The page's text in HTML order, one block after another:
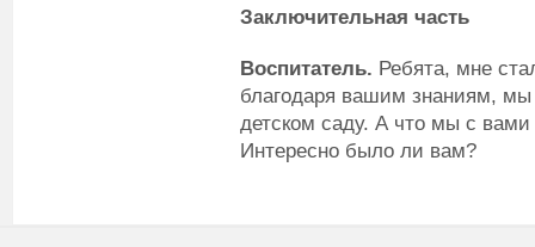
Заключительная часть
Воспитатель. Ребята, мне
благодаря вашим знаниям,
детском саду. А что мы с
Интересно было ли вам?